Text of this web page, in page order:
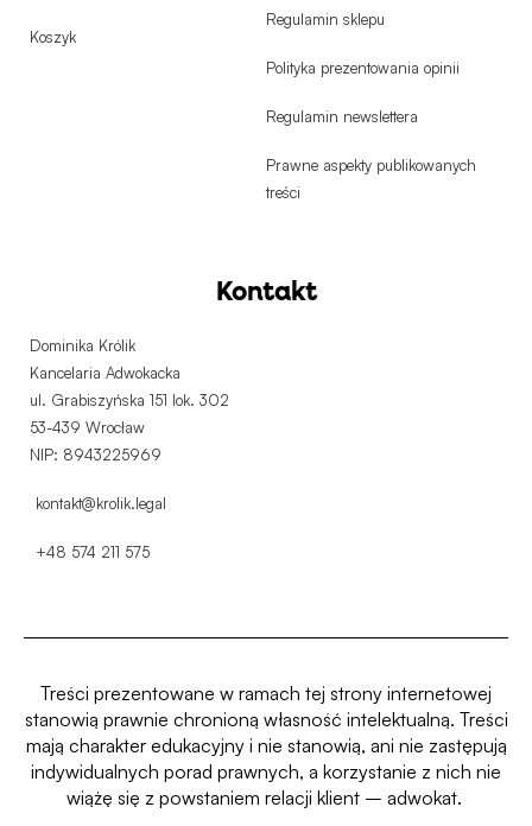
Koszyk
Regulamin sklepu
Polityka prezentowania opinii
Regulamin newslettera
Prawne aspekty publikowanych
treści
Kontakt
Dominika Królik
Kancelaria Adwokacka
ul. Grabiszyńska 151 lok. 302
53-439 Wrocław
NIP: 8943225969
kontakt@krolik.legal
+48 574 211 575
Treści prezentowane w ramach tej strony internetowej
stanowią prawnie chronioną własność intelektualną. Treści
mają charakter edukacyjny i nie stanowią, ani nie zastępują
indywidualnych porad prawnych, a korzystanie z nich nie
wiążę się z powstaniem relacji klient – adwokat.